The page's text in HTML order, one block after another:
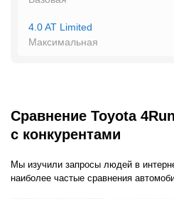
балла из 5.
Родство с пикапами
отличный кандидат на роль
лошадки», если нужен
проходимостью.
4.0 AT Limited
Максимальная
Сравнение Toyota
с конкурентами
Мы изучили запросы людей в
наиболее частые сравнения